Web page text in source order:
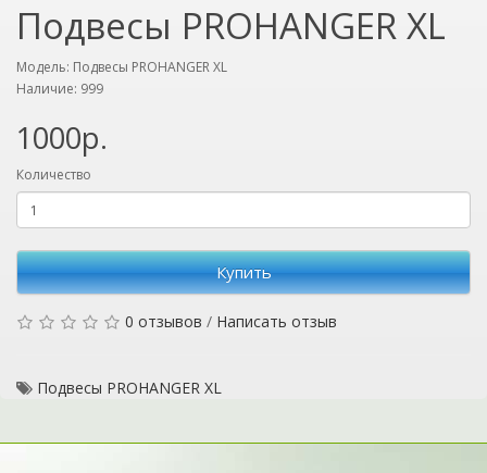
Подвесы PROHANGER XL
Модель: Подвесы PROHANGER XL
Наличие: 999
1000р.
Количество
Купить
0 отзывов / Написать отзыв
Подвесы PROHANGER XL